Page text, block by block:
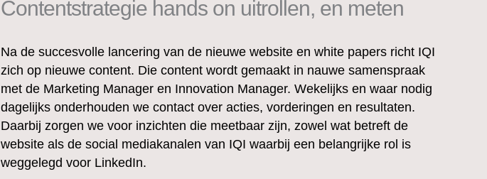
Contentstrategie hands on uitrollen, en meten
Na de succesvolle lancering van de nieuwe website en white papers richt IQI
zich op nieuwe content. Die content wordt gemaakt in nauwe samenspraak
met de Marketing Manager en Innovation Manager. Wekelijks en waar nodig
dagelijks onderhouden we contact over acties, vorderingen en resultaten.
Daarbij zorgen we voor inzichten die meetbaar zijn, zowel wat betreft de
website als de social mediakanalen van IQI waarbij een belangrijke rol is
weggelegd voor LinkedIn.